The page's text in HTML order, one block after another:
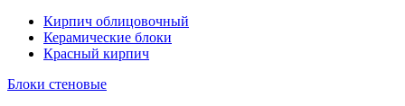
Кирпич облицовочный
Керамические блоки
Красный кирпич
Блоки стеновые